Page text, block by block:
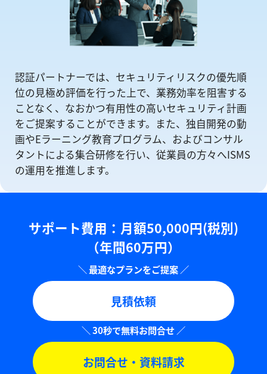
認証パートナーでは、セキュリティリスクの優先順
位の⾒極め評価を⾏った上で、業務効率を阻害する
ことなく、なおかつ有⽤性の⾼いセキュリティ計画
をご提案することができます。また、独自開発の動
画やEラーニング教育プログラム、およびコンサル
タントによる集合研修を⾏い、従業員の方々へISMS
の運⽤を推進します。
サポート費用：⽉額50,000円(税別)
（年間60万円）
見積依頼
お問合せ・資料請求